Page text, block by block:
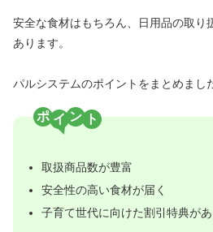
安全な食材はもちろん、日用品の取り
あります。
パルシステムのポイントをまとめまし
ポ ン
取扱商品数が豊富
安全性の高い食材が届く
子育て世代に向けた割引特典があ